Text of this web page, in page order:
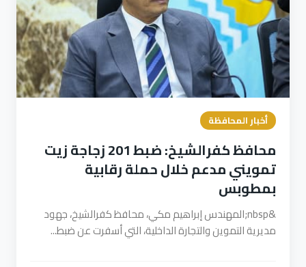
أخبار المحافظة
محافظ كفرالشيخ: ضبط 201 زجاجة زيت
تمويني مدعم خلال حملة رقابية
بمطوبس
&nbsp;المهندس إبراهيم مكي، محافظ كفرالشيخ، جهود
مديرية التموين والتجارة الداخلية، التي أسفرت عن ضبط...